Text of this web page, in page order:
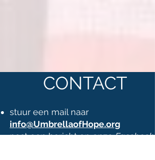
CONTACT
stuur een mail naar
info@UmbrellaofHope.org
post een bericht op onzeFacebook